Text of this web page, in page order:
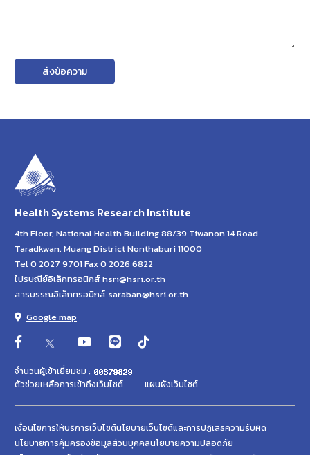
ส่งข้อความ
Health Systems Research Institute
4th Floor, National Health Building 88/39 Tiwanon 14 Road
Taradkwan, Muang District Nonthaburi 11000
Tel 0 2027 9701 Fax 0 2026 6822
ไปรษณีย์อิเล็กทรอนิกส์ hsri@hsri.or.th
สารบรรณอิเล็กทรอนิกส์ saraban@hsri.or.th
Google map
จำนวนผู้เข้าเยี่ยมชม :
ตัวช่วยเหลือการเข้าถึงเว็บไซต์
แผนผังเว็บไซต์
เงื่อนไขการให้บริการเว็บไซต์นโยบายเว็บไซต์และการปฏิเสธความรับผิด
นโยบายการคุ้มครองข้อมูลส่วนบุคคลนโยบายความปลอดภัย